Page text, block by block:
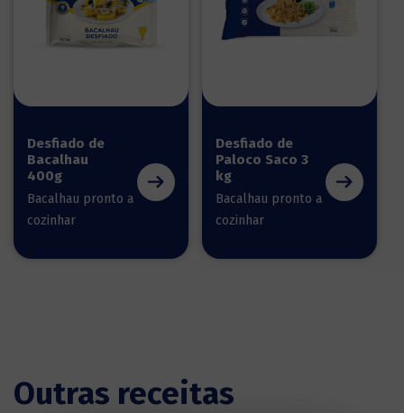
Desfiado de
Bacalhau
400g
Bacalhau pronto a
cozinhar
Desfiado de
Paloco Saco 3
kg
Bacalhau pronto a
cozinhar
Outras receitas